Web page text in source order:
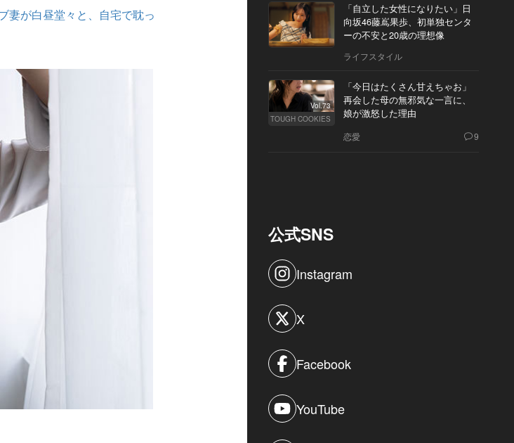
妻が白昼堂々と、自宅で耽っ
「自立した女性になりたい」日
向坂46藤嶌果歩、初単独センタ
ーの不安と20歳の理想像
ライフスタイル
Vol.73
TOUGH COOKIES
「今日はたくさん甘えちゃお」
再会した母の無邪気な一言に、
娘が激怒した理由
恋愛 9
公式SNS
Instagram
X
Facebook
YouTube